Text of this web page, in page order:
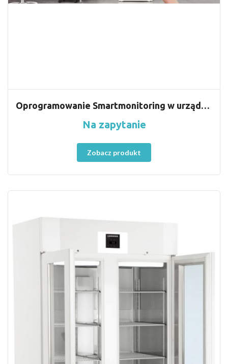
Oprogramowanie Smartmonitoring w urządzeniach Liebherr. Nowość !!
Na zapytanie
Zobacz produkt